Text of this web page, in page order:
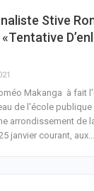
Stive
«tentative
Makanga à fait
de l'école
arrondissement de
janvier courant, aux